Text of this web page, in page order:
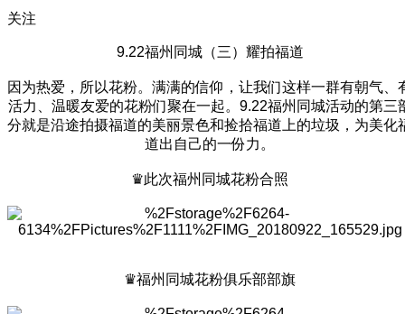
关注
9.22福州同城（三）耀拍福道
因为热爱，所以花粉。满满的信仰，让我们这样一群有朝气、
活力、温暖友爱的花粉们聚在一起。9.22福州同城活动的第三
分就是沿途拍摄福道的美丽景色和捡拾福道上的垃圾，为美化
道出自己的一份力。
♛此次福州同城花粉合照
♛福州同城花粉俱乐部部旗